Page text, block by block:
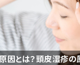
因とは？頭皮湿疹の